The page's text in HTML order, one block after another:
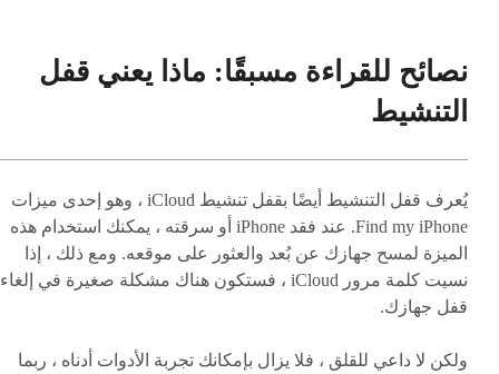
نصائح للقراءة مسبقًا: ماذا يعني قفل
التنشيط
يُعرف قفل التنشيط أيضًا بقفل تنشيط iCloud ، وهو إحدى ميزات
Find my iPhone. عند فقد iPhone أو سرقته ، يمكنك استخدام هذه
الميزة لمسح جهازك عن بُعد والعثور على موقعه. ومع ذلك ، إذا
نسيت كلمة مرور iCloud ، فستكون هناك مشكلة صغيرة في إلغاء
قفل جهازك.
ولكن لا داعي للقلق ، فلا يزال بإمكانك تجربة الأدوات أدناه ، ربما